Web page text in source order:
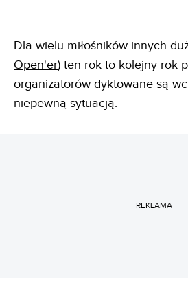
Dla wielu miłośników innych
Open'er) ten rok to kolejny rok
organizatorów dyktowane są
niepewną sytuacją.
REKLAMA